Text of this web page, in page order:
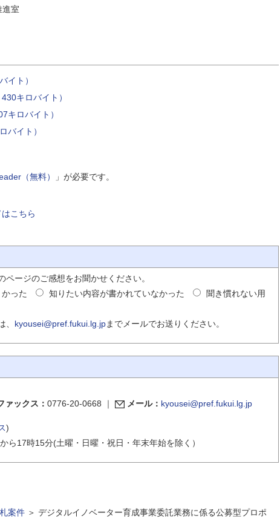
室
イト）
キロバイト）
キロバイト）
バイト）
（無料） 」が必要です。
こちら
ージのご感想をお聞かせください。
った 知りたい内容が書かれていなかった
聞き慣れない用
、 kyousei@pref.fukui.lg.jpまでメールでお送りください。
ァックス： 0776-20-0668 ｜ メール： kyousei@pref.fukui.lg.jp
)
ら17時15分(土曜・日曜・祝日・年末年始を除く）
案件 ＞ デジタルイノベーター育成事業委託業務に係る公募型プロポ